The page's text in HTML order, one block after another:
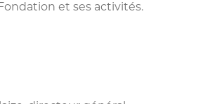
et ses activités.